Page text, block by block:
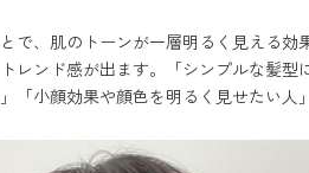
で、肌のトーンが一層明るく見える
レンド感が出ます。「シンプルな髪
「小顔効果や顔色を明るく見せたい人